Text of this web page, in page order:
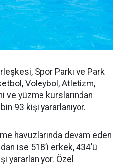
Spor Parkı ve Park
Voleybol, Atletizm,
ve yüzme kurslarından
93 kişi yararlanıyor.
havuzlarında devam eden
ise 518’i erkek, 434’ü
yararlanıyor. Özel